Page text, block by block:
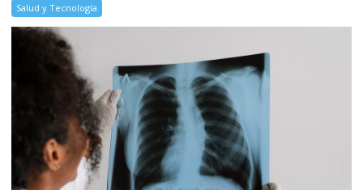
Salud y Tecnología